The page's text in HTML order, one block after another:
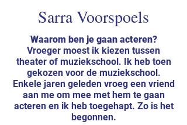
Sarra Voorspoels
Waarom ben je gaan acteren?
Vroeger moest ik kiezen tussen
theater of muziekschool. Ik heb toen
gekozen voor de muziekschool.
Enkele jaren geleden vroeg een vriend
aan me om mee met hem te gaan
acteren en ik heb toegehapt. Zo is het
begonnen.